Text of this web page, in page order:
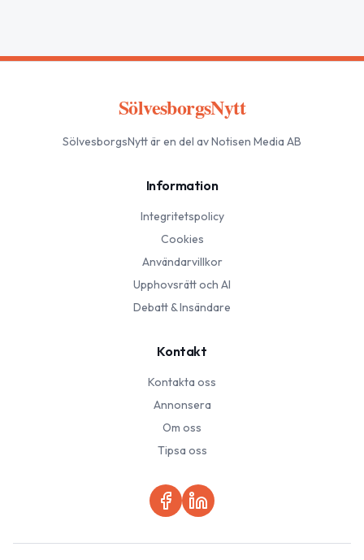
SölvesborgsNytt
SölvesborgsNyttär en del av Notisen Media AB
Information
Integritetspolicy
Cookies
Användarvillkor
Upphovsrätt och AI
Debatt & Insändare
Kontakt
Kontakta oss
Annonsera
Om oss
Tipsa oss